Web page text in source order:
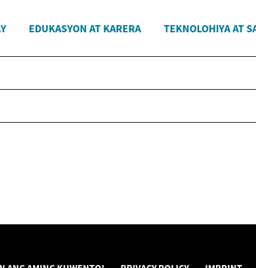
EDUKASYON AT KARERA TEKNOLOHIYA AT